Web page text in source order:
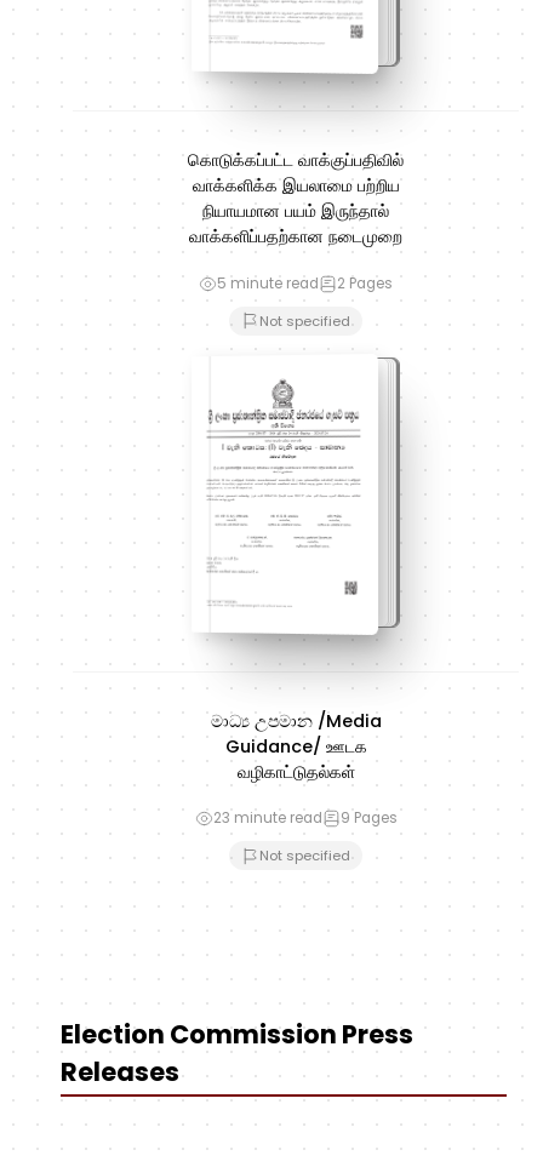
கொடுக்கப்பட்ட வாக்குப்பதிவில்
வாக்களிக்க இயலாமை பற்றிய
நியாயமான பயம் இருந்தால்
வாக்களிப்பதற்கான நடைமுறை
5 minute read 2 Pages
Not specified
මාධ්‍ය උපමාන /Media
Guidance/ ஊடக
வழிகாட்டுதல்கள்
23 minute read 9 Pages
Not specified
Election Commission Press
Releases